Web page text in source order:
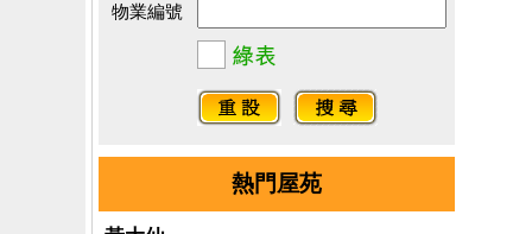
物業編號
熱門屋苑